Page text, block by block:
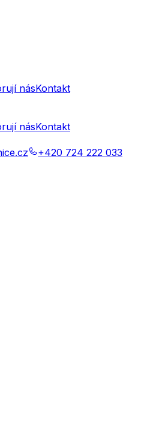
násKontakt
násKontakt
+420 724 222 033